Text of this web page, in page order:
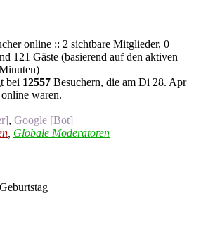
online :: 2 sichtbare Mitglieder, 0
121 Gäste (basierend auf den aktiven
bei 12557 Besuchern, die am Di 28. Apr
waren.
, Google [Bot]
Globale Moderatoren